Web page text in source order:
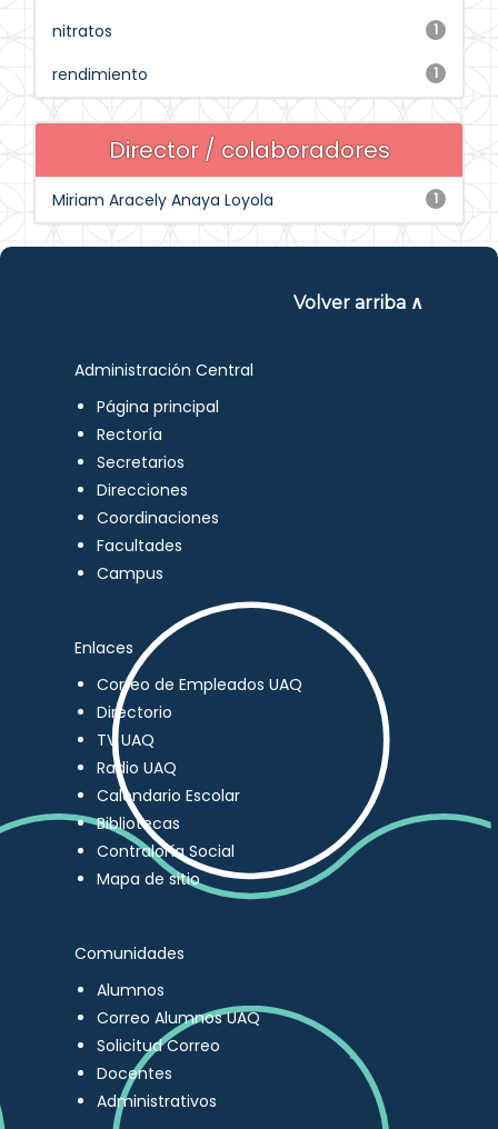
1
nitratos
1
rendimiento
Director / colaboradores
1
Miriam Aracely Anaya Loyola
Volver arriba ∧
Administración Central
Página principal
Rectoría
Secretarios
Direcciones
Coordinaciones
Facultades
Campus
Enlaces
Correo de Empleados UAQ
Directorio
TV UAQ
Radio UAQ
Calendario Escolar
Bibliotecas
Contraloría Social
Mapa de sitio
Comunidades
Alumnos
Correo Alumnos UAQ
Solicitud Correo
Docentes
Administrativos